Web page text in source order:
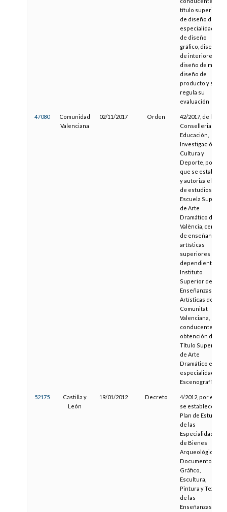
título superior
de diseño de las
especialidades
de diseño
gráfico, diseño
de interiores,
diseño de moda y
diseño de
producto y se
regula su
evaluación
47080
Comunidad
Valenciana
02/11/2017 Orden
42/2017, de la
Conselleria de
Educación,
Investigación,
Cultura y
Deporte, por la
que se establece
y autoriza el plan
de estudios de la
Escuela Superior
de Arte
Dramático de
València, centro
de enseñanzas
artísticas
superiores
dependiente del
Instituto
Superior de
Enseñanzas
Artísticas de la
Comunitat
Valenciana,
conducente a la
obtención del
Título Superior
de Arte
Dramático en la
especialidad de
Escenografía
52175
Castilla y
León
19/01/2012 Decreto
4/2012, por el que
se establece el
Plan de Estudios
de las
Especialidades
de Bienes
Arqueológicos,
Documento
Gráfico,
Escultura,
Pintura y Textiles
de las
Enseñanzas